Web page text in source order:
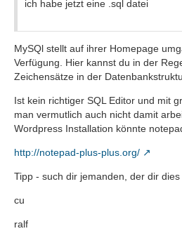
ich habe jetzt eine .sql datei
MySQl stellt auf ihrer Homepage
Verfügung. Hier kannst du in der
Zeichensätze in der
Ist kein richtiger SQL Editor und mit
man vermutlich auch nicht damit
Wordpress Installation könnte
http://notepad-plus-plus.org/
Tipp - such dir jemanden, der dir
cu
ralf